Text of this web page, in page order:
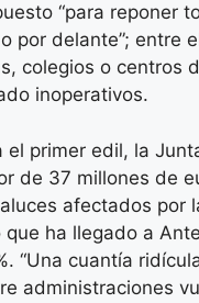
“para reponer
por delante”; entre
colegios o centros
inoperativos.
el primer edil, la
de 37 millones de
afectados por
que ha llegado a
“Una cuantía
administraciones